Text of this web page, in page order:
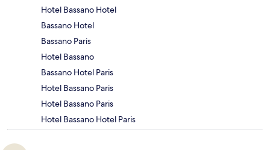
Hotel Bassano Hotel
Bassano Hotel
Bassano Paris
Hotel Bassano
Bassano Hotel Paris
Hotel Bassano Paris
Hotel Bassano Paris
Hotel Bassano Hotel Paris